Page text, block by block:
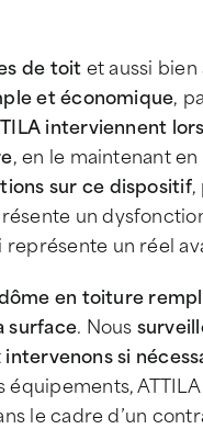
de toitet aussi
et économique,
interviennent
, en le maintenant
sur ce dispositif,
un
un réel
en toiture
surface. Nous
intervenons si
le cadre d’un